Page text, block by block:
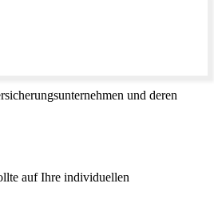
und deren
auf Ihre individuellen